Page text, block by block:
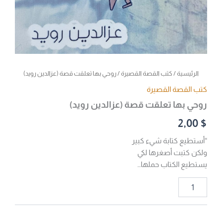
الرئيسية/ كتب القصة القصيرة/ روحي بها تعلقت قصة (عزالدين رويد)
كتب القصة القصيرة
روحي بها تعلقت قصة (عزالدين رويد)
2,00 $
“أستطيع كتابة شيء كبير
ولكن كتبت أصغرها لكي
يستطيع الكتاب حملها…